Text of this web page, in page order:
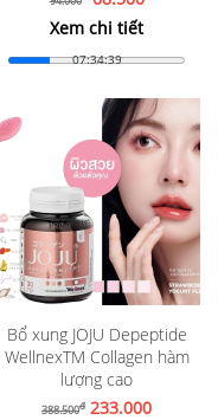
Xem chi tiết
07:34:37
Bổ xung JOJU Depeptide
WellnexTM Collagen hàm
lượng cao
388.500đ 233.000